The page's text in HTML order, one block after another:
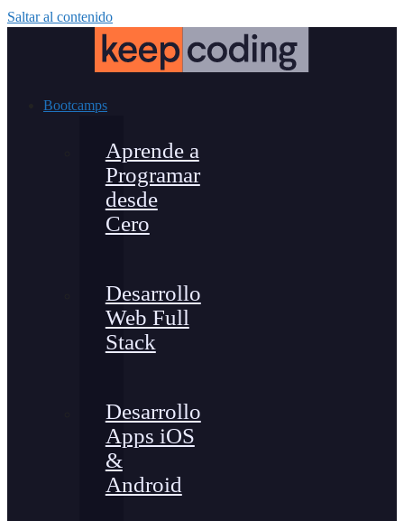
Saltar al contenido
Bootcamps
Aprende a
Programar
desde
Cero
Desarrollo
Web Full
Stack
Desarrollo
Apps iOS
&
Android